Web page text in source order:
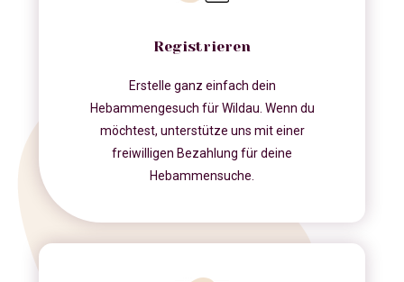
Registrieren
Erstelle ganz einfach dein
Hebammengesuch für Wildau. Wenn du
möchtest, unterstütze uns mit einer
freiwilligen Bezahlung für deine
Hebammensuche.